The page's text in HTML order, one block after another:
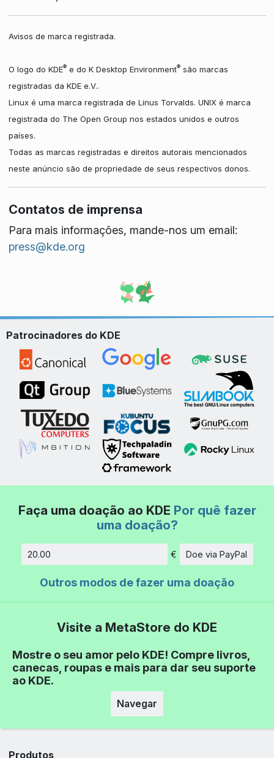
Avisos de marca registrada.
O logo do KDE®e do K Desktop Environment®são marcas
registradas da KDE e.V..
Linux é uma marca registrada de Linus Torvalds. UNIX é marca
registrada do The Open Group nos estados unidos e outros
países.
Todas as marcas registradas e direitos autorais mencionados
neste anúncio são de propriedade de seus respectivos donos.
Contatos de imprensa
Para mais informações, mande-nos um email:
press@kde.org
Patrocinadores do KDE
Faça uma doação ao KDE Por quê fazer
uma doação?
Quantidade
€ Doe via PayPal
Outros modos de fazer uma doação
Visite a MetaStore do KDE
Mostre o seu amor pelo KDE! Compre livros,
canecas, roupas e mais para dar seu suporte
ao KDE.
Navegar
Produtos